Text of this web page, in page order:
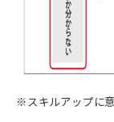
※スキルアップに